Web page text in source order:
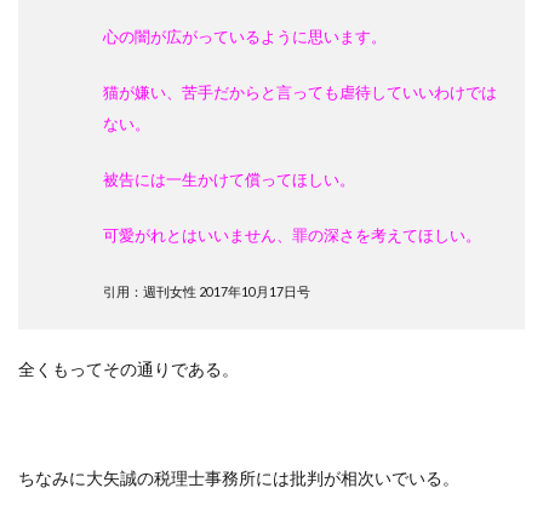
心の闇が広がっているように思います。
猫が嫌い、苦手だからと言っても虐待していいわけでは
ない。
被告には一生かけて償ってほしい。
可愛がれとはいいません、罪の深さを考えてほしい。
引用：週刊女性 2017年10月17日号
全くもってその通りである。
ちなみに大矢誠の税理士事務所には批判が相次いでいる。